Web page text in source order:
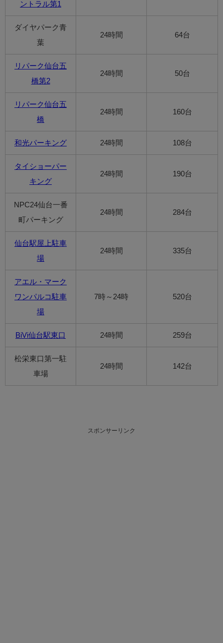
ントラル第1
ダイヤパーク青
葉
24時間 64台
リパーク仙台五
橋第2
24時間 50台
リパーク仙台五
橋
24時間 160台
和光パーキング 24時間 108台
タイショーパー
キング
24時間 190台
NPC24仙台一番
町パーキング
24時間 284台
仙台駅屋上駐車
場
24時間 335台
アエル・マーク
ワンパルコ駐車
場
7時～24時 520台
BiVi仙台駅東口 24時間 259台
松栄東口第一駐
車場
24時間 142台
スポンサーリンク